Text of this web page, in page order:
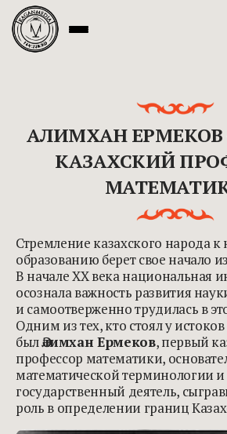
АЛИМХАН ЕРМЕКОВ
КАЗАХСКИЙ
Стремление казахского народа к
образованию берет свое начало
В начале ХХ века национальная
осознала важность развития
и самоотверженно трудилась в
Одним из тех, кто стоял у
былӘлимхан Ермеков, первый
профессор математики,
математической терминологии и
государственный деятель,
роль в определении границ